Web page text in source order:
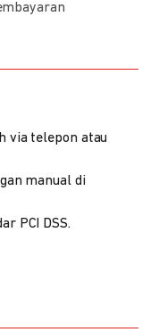
via telepon atau
manual di
PCI DSS.